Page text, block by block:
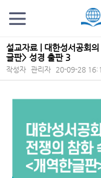
설교자료 | 대한성서공회
글판> 성경 출판 3
작성자 관리자 20-09-28